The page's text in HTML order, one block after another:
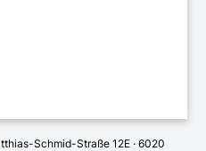
Schmid-Straße 12E · 6020